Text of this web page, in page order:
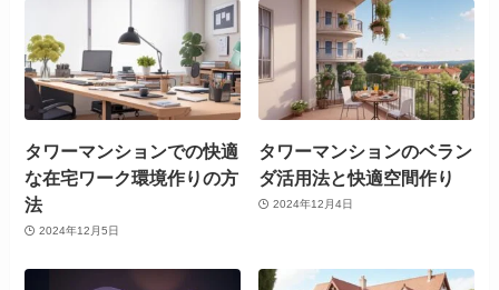
タワーマンションでの快適
な在宅ワーク環境作りの方
法
2024年12月5日
タワーマンションのベラン
ダ活用法と快適空間作り
2024年12月4日